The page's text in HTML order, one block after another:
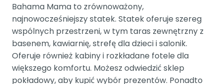
Bahama Mama to zrównoważony,
najnowocześniejszy statek. Statek oferuje szereg
wspólnych przestrzeni, w tym taras zewnętrzny z
basenem, kawiarnię, strefę dla dzieci i salonik.
Oferuje również kabiny i rozkładane fotele dla
większego komfortu. Możesz odwiedzić sklep
pokładowy, aby kupić wybór prezentów. Ponadto